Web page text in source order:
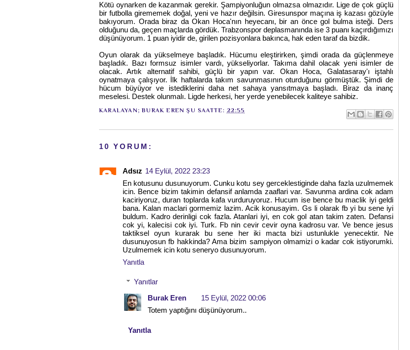
Kötü oynarken de kazanmak gerekir. Şampiyonluğun olmazsa olmazıdır. Lige de çok güçlü
bir futbolla girememek doğal, yeni ve hazır değilsin. Giresunspor maçına iş kazası gözüyle
bakıyorum. Orada biraz da Okan Hoca'nın heyecanı, bir an önce gol bulma isteği. Ders
olduğunu da, geçen maçlarda gördük. Trabzonspor deplasmanında ise 3 puanı kaçırdığımızı
düşünüyorum. 1 puan iyidir de, girilen pozisyonlara bakınca, hak eden taraf da bizdik.
Oyun olarak da yükselmeye başladık. Hücumu eleştirirken, şimdi orada da güçlenmeye
başladık. Bazı formsuz isimler vardı, yükseliyorlar. Takıma dahil olacak yeni isimler de
olacak. Artık alternatif sahibi, güçlü bir yapın var. Okan Hoca, Galatasaray'ı iştahlı
oynatmaya çalışıyor. İlk haftalarda takım savunmasının oturduğunu görmüştük. Şimdi de
hücum büyüyor ve istediklerini daha net sahaya yansıtmaya başladı. Biraz da inanç
meselesi. Destek olunmalı. Ligde herkesi, her yerde yenebilecek kaliteye sahibiz.
KARALAYAN;BURAK EREN ŞU SAATTE: 22:55
10 YORUM:
Adsız 14 Eylül, 2022 23:23
En kotusunu dusunuyorum. Cunku kotu sey gerceklestiginde daha fazla uzulmemek
icin. Bence bizim takimin defansif anlamda zaaflari var. Savunma ardina cok adam
kaciriyoruz, duran toplarda kafa vurduruyoruz. Hucum ise bence bu maclik iyi geldi
bana. Kalan maclari gormemiz lazim. Acik konusayim. Gs li olarak fb yi bu sene iyi
buldum. Kadro derinligi cok fazla. Atanlari iyi, en cok gol atan takim zaten. Defansi
cok yi, kalecisi cok iyi. Turk. Fb nin cevir cevir oyna kadrosu var. Ve bence jesus
taktiksel oyun kurarak bu sene her iki macta bizi ustunlukle yenecektir. Ne
dusunuyosun fb hakkinda? Ama bizim sampiyon olmamizi o kadar cok istiyorumki.
Uzulmemek icin kotu seneryo dusunuyorum.
Yanıtla
Yanıtlar
Burak Eren
15 Eylül, 2022 00:06
Totem yaptığını düşünüyorum..
Yanıtla